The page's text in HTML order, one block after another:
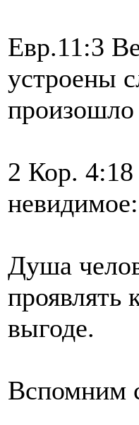
Евр.11:3
устроены
2 Кор.
Душа
проявлять
выгоде.
Вспомним